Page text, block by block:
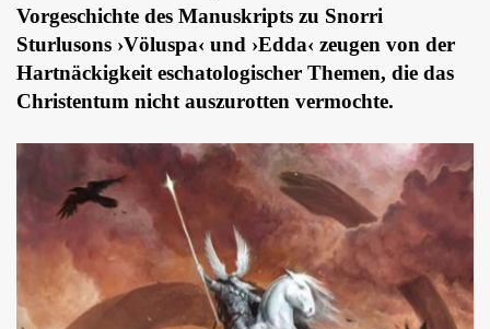
Vorgeschichte des Manuskripts zu Snorri
Sturlusons ›Völuspa‹ und ›Edda‹ zeugen von der
Hartnäckigkeit eschatologischer Themen, die das
Christentum nicht auszurotten vermochte.